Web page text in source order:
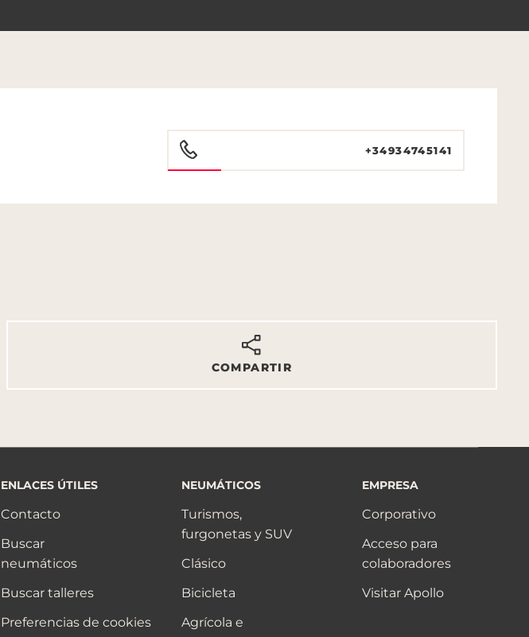
+34934745141
COMPARTIR
ENLACES ÚTILES
Contacto
Buscar
neumáticos
Buscar talleres
Preferencias de cookies
NEUMÁTICOS
Turismos,
furgonetas y SUV
Clásico
Bicicleta
Agrícola e
EMPRESA
Corporativo
Acceso para
colaboradores
Visitar Apollo